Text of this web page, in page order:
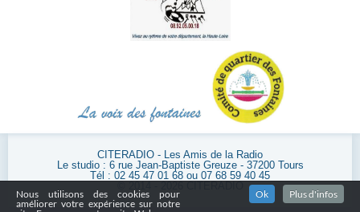
CITERADIO - Les Amis de la Radio
Le studio : 6 rue Jean-Baptiste Greuze - 37200 Tours
Tél : 02 45 47 01 68 ou 07 68 59 40 45
Nous utilisons des cookies pour
améliorer votre expérience sur notre
Ok Plus d'infos